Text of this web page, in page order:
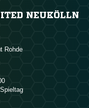
NEUKÖLLN
